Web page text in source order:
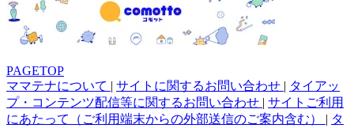
PAGETOP
ママテナについて
サイトに関するお問い合わせ
タイアッ
プ・コンテンツ配信等に関するお問い合わせ
サイトご利用
にあたって（ご利用端末からの外部送信のご案内含む）
タ